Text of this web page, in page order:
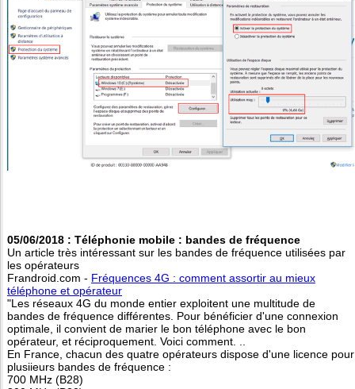
05/06/2018 : Téléphonie mobile : bandes de fréquence
Un article très intéressant sur les bandes de fréquence utilisées par
les opérateurs
Frandroid.com - Fréquences 4G : comment assortir au mieux
téléphone et opérateur
"Les réseaux 4G du monde entier exploitent une multitude de
bandes de fréquence différentes. Pour bénéficier d'une connexion
optimale, il convient de marier le bon téléphone avec le bon
opérateur, et réciproquement. Voici comment. ..
En France, chacun des quatre opérateurs dispose d'une licence pour
plusiieurs bandes de fréquence :
700 MHz (B28)